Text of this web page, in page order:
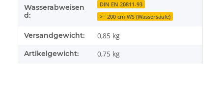
Wasserabweisen
d:
DIN EN 20811-93
>= 200 cm WS (Wassersäule)
Versandgewicht: 0,85 kg
Artikelgewicht: 0,75 kg